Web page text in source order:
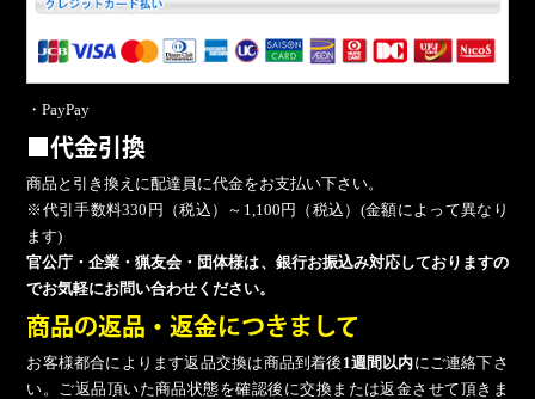
・PayPay
■代金引換
商品と引き換えに配達員に代金をお支払い下さい。
※代引手数料330円（税込）～1,100円（税込）(金額によって異なり
ます)
官公庁・企業・猟友会・団体様は、銀行お振込み対応しておりますの
でお気軽にお問い合わせください。
商品の返品・返金につきまして
お客様都合によります返品交換は商品到着後 1週間以内にご連絡下さ
い。ご返品頂いた商品状態を確認後に交換または返金させて頂きま